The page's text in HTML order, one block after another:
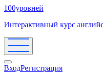
100уровней
Интерактивный курс
ВходРегистрация